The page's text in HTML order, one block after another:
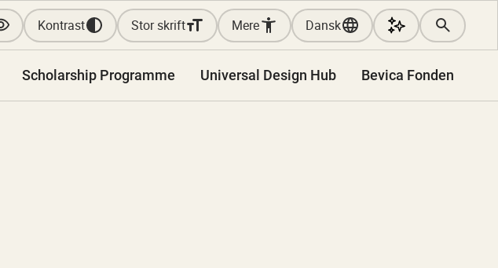
Kontrast Stor skrift Mere Dansk
Scholarship Programme Universal Design Hub Bevica Fonden